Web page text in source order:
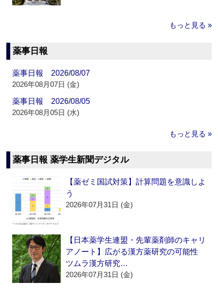
もっと見る »
薬事日報
薬事日報 2026/08/07
2026年08月07日 (金)
薬事日報 2026/08/05
2026年08月05日 (水)
もっと見る »
薬事日報 薬学生新聞デジタル
【薬ゼミ国試対策】計算問題を意識しよ
う
2026年07月31日 (金)
【日本薬学生連盟・先輩薬剤師のキャリ
アノート】広がる漢方薬研究の可能性
ツムラ漢方研究…
2026年07月31日 (金)